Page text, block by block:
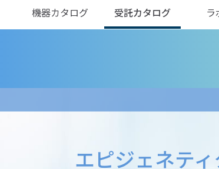
機器カタログ 受託カタログ ラ
エピジェネテ